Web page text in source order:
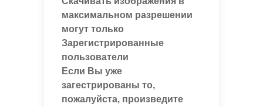
максимальном разрешении
могут только
Зарегистрированные
пользователи
Если Вы уже
загестрированы то,
пожалуйста, произведите